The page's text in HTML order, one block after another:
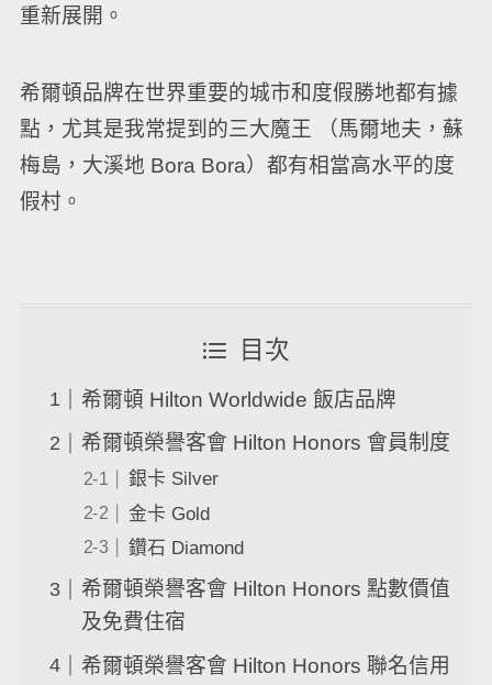
重新展開。
希爾頓品牌在世界重要的城市和度假勝地都有據
點，尤其是我常提到的三大魔王 （馬爾地夫，蘇
梅島，大溪地 Bora Bora）都有相當高水平的度
假村。
目次
希爾頓 Hilton Worldwide 飯店品牌
希爾頓榮譽客會 Hilton Honors 會員制度
銀卡 Silver
金卡 Gold
鑽石 Diamond
希爾頓榮譽客會 Hilton Honors 點數價值
及免費住宿
希爾頓榮譽客會 Hilton Honors 聯名信用